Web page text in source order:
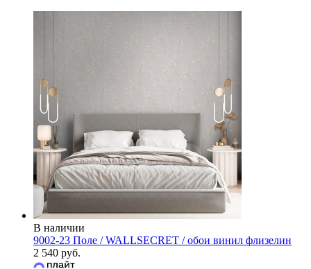
В наличии
9002-23 Поле / WALLSECRET / обои винил флизелин
2 540 руб.